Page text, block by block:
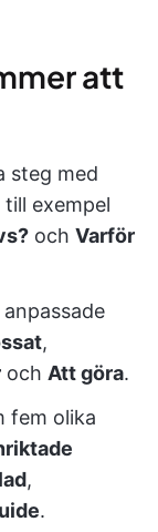
att
steg med
till exempel
och Varför
,
och Att göra.
fem olika
,
.